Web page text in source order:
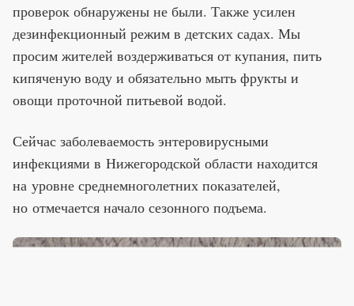
проверок обнаружены не были. Также усилен
дезинфекционный режим в детских садах. Мы
просим жителей воздерживаться от купания, пить
кипяченую воду и обязательно мыть фрукты и
овощи проточной питьевой водой.
Сейчас заболеваемость энтеровирусными
инфекциями в Нижегородской области находится
на уровне среднемноголетних показателей,
но отмечается начало сезонного подъема.